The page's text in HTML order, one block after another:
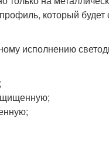
который будет
исполнению